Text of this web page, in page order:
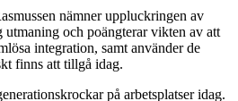
nämner uppluckringen av
och poängterar vikten av att
integration, samt använder de
finns att tillgå idag.
på arbetsplatser idag.